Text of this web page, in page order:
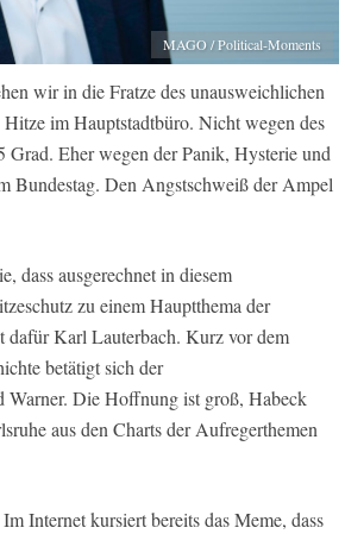
MAGO / Political-Moments
wir in die Fratze des unausweichlichen
im Hauptstadtbüro. Nicht wegen des
Eher wegen der Panik, Hysterie und
Bundestag. Den Angstschweiß der Ampel
dass ausgerechnet in diesem
zu einem Hauptthema der
dafür Karl Lauterbach. Kurz vor dem
betätigt sich der
Warner. Die Hoffnung ist groß, Habeck
aus den Charts der Aufregerthemen
Im Internet kursiert bereits das Meme, dass